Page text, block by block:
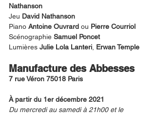
Nathanson
Jeu David Nathanson
Piano Antoine Ouvrard ou Pierre Courriol
Scénographie Samuel Poncet
Lumières Julie Lola Lanteri Erwan Temple
Manufacture des Abbesses
7 rue Véron 75018 Paris
À partir du 1er décembre 2021
Du mercredi au samedi à 21h00 et le